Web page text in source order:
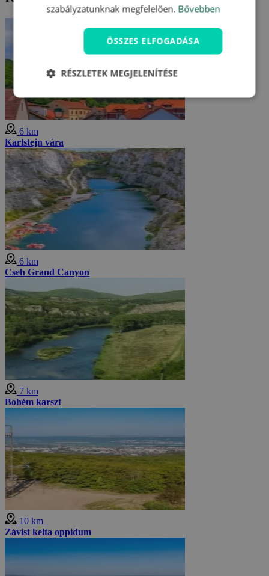
6 km
Karlstejn vára
6 km
Cseh Grand Canyon
7 km
Bohém karszt
10 km
Závist kelta oppidum
szabályzatunknak megfelelően. Bővebben
ÖSSZES ELFOGADÁSA
RÉSZLETEK MEGJELENÍTÉSE